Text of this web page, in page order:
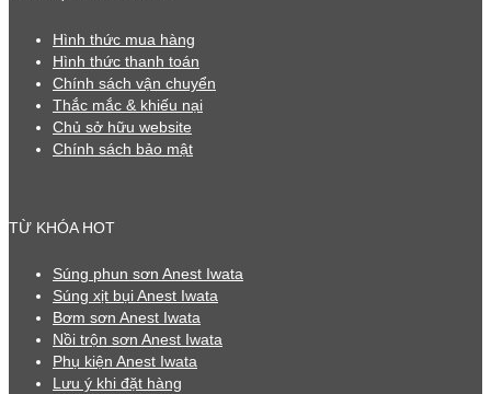
Hình thức mua hàng
Hình thức thanh toán
Chính sách vận chuyển
Thắc mắc & khiếu nại
Chủ sở hữu website
Chính sách bảo mật
TỪ KHÓA HOT
Súng phun sơn Anest Iwata
Súng xịt bụi Anest Iwata
Bơm sơn Anest Iwata
Nồi trộn sơn Anest Iwata
Phụ kiện Anest Iwata
Lưu ý khi đặt hàng